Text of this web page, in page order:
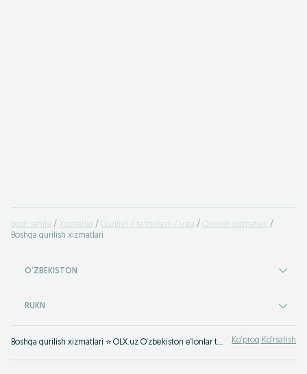
Bosh sahifa Xizmatlar Qurilish / ta'mirlash / usta
Qurilish xizmatlari
Boshqa qurilish xizmatlari
OʻZBEKISTON
RUKN
Boshqa qurilish xizmatlari ⭐ OLX.uz O‘zbekiston e‘lonlar taxtasida tez va oson xizmatni topish yoki ko‘rsatish mumkin ✔️ Eng yaxshi xizmatni OLX.uzda toping! Ko‘proq Ko‘rsatish